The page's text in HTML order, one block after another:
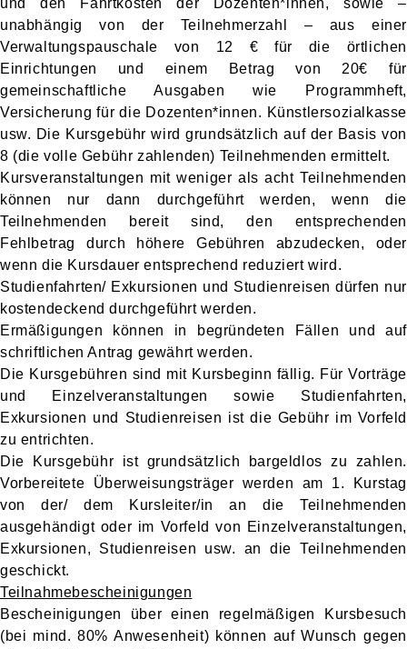
und den Fahrtkosten der Dozenten*innen, sowie –
unabhängig von der Teilnehmerzahl – aus einer
Verwaltungspauschale von 12 € für die örtlichen
Einrichtungen und einem Betrag von 20€ für
gemeinschaftliche Ausgaben wie Programmheft,
Versicherung für die Dozenten*innen. Künstlersozialkasse
usw. Die Kursgebühr wird grundsätzlich auf der Basis von
8 (die volle Gebühr zahlenden) Teilnehmenden ermittelt.
Kursveranstaltungen mit weniger als acht Teilnehmenden
können nur dann durchgeführt werden, wenn die
Teilnehmenden bereit sind, den entsprechenden
Fehlbetrag durch höhere Gebühren abzudecken, oder
wenn die Kursdauer entsprechend reduziert wird.
Studienfahrten/ Exkursionen und Studienreisen dürfen nur
kostendeckend durchgeführt werden.
Ermäßigungen können in begründeten Fällen und auf
schriftlichen Antrag gewährt werden.
Die Kursgebühren sind mit Kursbeginn fällig. Für Vorträge
und Einzelveranstaltungen sowie Studienfahrten,
Exkursionen und
Studienreisen ist die Gebühr im Vorfeld
zu entrichten.
Die Kursgebühr ist grundsätzlich bargeldlos zu zahlen.
Vorbereitete Überweisungsträger werden
am 1. Kurstag
von der/ dem Kursleiter/in an die Teilnehmenden
ausgehändigt oder im Vorfeld von Einzelveranstaltungen,
Exkursionen, Studienreisen usw. an die Teilnehmenden
geschickt.
Teilnahmebescheinigungen
Bescheinigungen über einen regelmäßigen Kursbesuch
(bei mind. 80% Anwesenheit) können auf Wunsch gegen